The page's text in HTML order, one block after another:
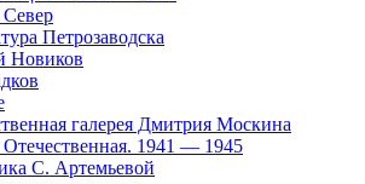
Петрозаводска
Новиков
галерея Дмитрия Москина
1941 — 1945
С. Артемьевой